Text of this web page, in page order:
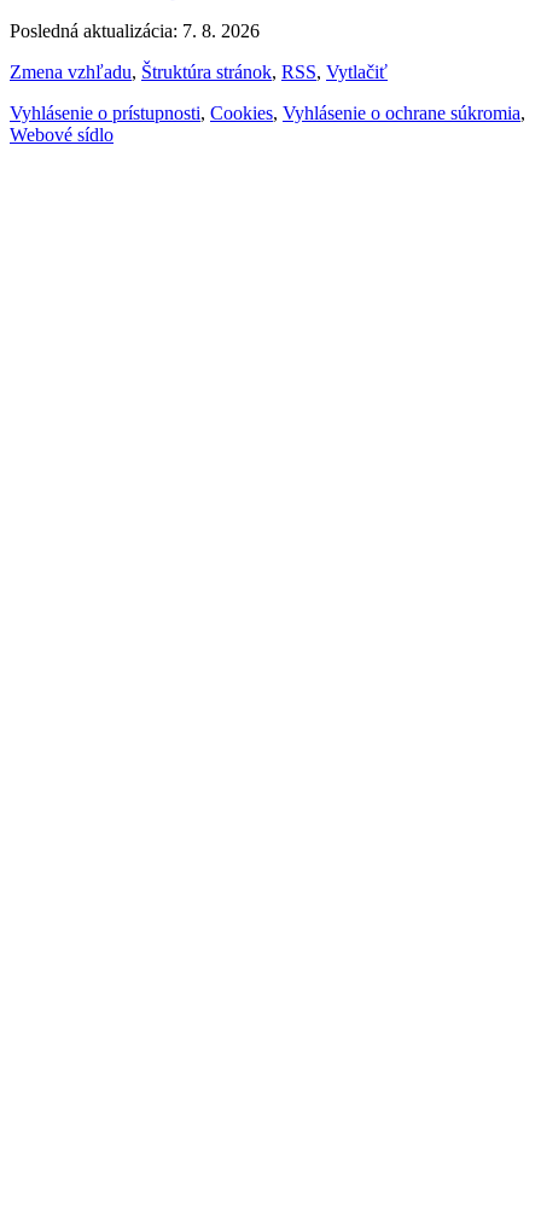
Posledná aktualizácia: 7. 8. 2026
Zmena vzhľadu, Štruktúra stránok, RSS, Vytlačiť
Vyhlásenie o prístupnosti, Cookies, Vyhlásenie o ochrane súkromia,
Webové sídlo